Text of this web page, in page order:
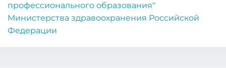
профессионального образования"
Министерства здравоохранения Российской
Федерации